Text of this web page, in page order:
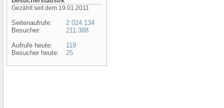
Gezählt seit dem 19.01.2011
Seitenaufrufe:
Besucher:
Aufrufe heute:
Besucher heute:
2.024.134
211.388
119
25